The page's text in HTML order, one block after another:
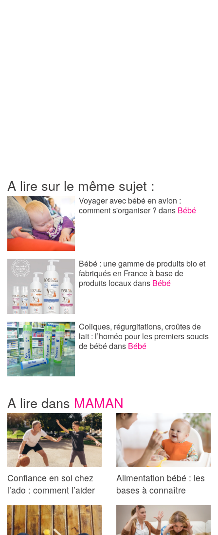
A lire sur le même sujet :
Voyager avec bébé en avion :
comment s'organiser ?dans Bébé
Bébé : une gamme de produits bio et
fabriqués en France à base de
produits locauxdans Bébé
Coliques, régurgitations, croûtes de
lait : l’homéo pour les premiers soucis
de bébédans Bébé
A lire dans MAMAN
Confiance en soi chez
l’ado : comment l’aider
Alimentation bébé : les
bases à connaître